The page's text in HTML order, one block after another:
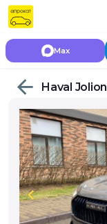
Max
Haval Jolion
chevron_left